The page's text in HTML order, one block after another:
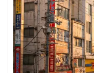
embedded in every